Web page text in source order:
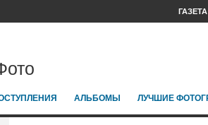
ГАЗЕТА
АЛЬБОМЫ ЛУЧШИЕ